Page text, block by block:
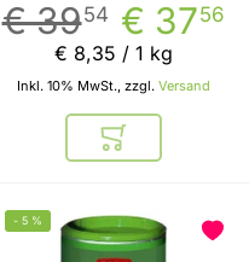
€ 3756
€ 3954
Inkl. 10% MwSt., zzgl. Versand
€ 8,35 / 1 kg
In den
- 5 %